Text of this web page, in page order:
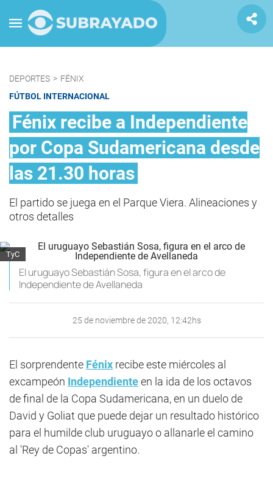
DEPORTES > FÉNIX
FÚTBOL INTERNACIONAL
Fénix recibe a Independiente
por Copa Sudamericana desde
las 21.30 horas
El partido se juega en el Parque Viera. Alineaciones y
otros detalles
TyC
El uruguayo Sebastián Sosa, figura en el arco de
Independiente de Avellaneda
25 de noviembre de 2020, 12:42hs
El sorprendente Fénix recibe este miércoles al
excampeón Independienteen la ida de los octavos
de final de la Copa Sudamericana, en un duelo de
David y Goliat que puede dejar un resultado histórico
para el humilde club uruguayo o allanarle el camino
al 'Rey de Copas' argentino.